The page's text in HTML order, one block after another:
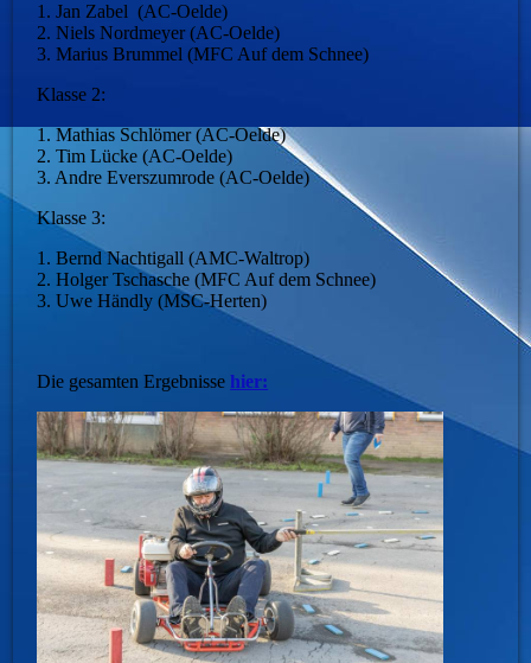
1. Jan Zabel (AC-Oelde)
2. Niels Nordmeyer (AC-Oelde)
3. Marius Brummel (MFC Auf dem Schnee)
Klasse 2:
1. Mathias Schlömer (AC-Oelde)
2. Tim Lücke (AC-Oelde)
3. Andre Everszumrode (AC-Oelde)
Klasse 3:
1. Bernd Nachtigall (AMC-Waltrop)
2. Holger Tschasche (MFC Auf dem Schnee)
3. Uwe Händly (MSC-Herten)
Die gesamten Ergebnisse hier: